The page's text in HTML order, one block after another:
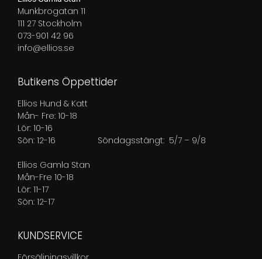
Munkbrogatan 11
111 27 Stockholm
073-901 42 96
info@ellios.se
Butikens Öppettider
Ellios Hund & Katt
Mån- Fre: 10-18
Lör: 10-16
Sön: 12-16 Söndagsstängt: 5/7 – 9/8
Ellios Gamla Stan
Mån-Fre 10-18
Lör: 11-17
Sön: 12-17
KUNDSERVICE